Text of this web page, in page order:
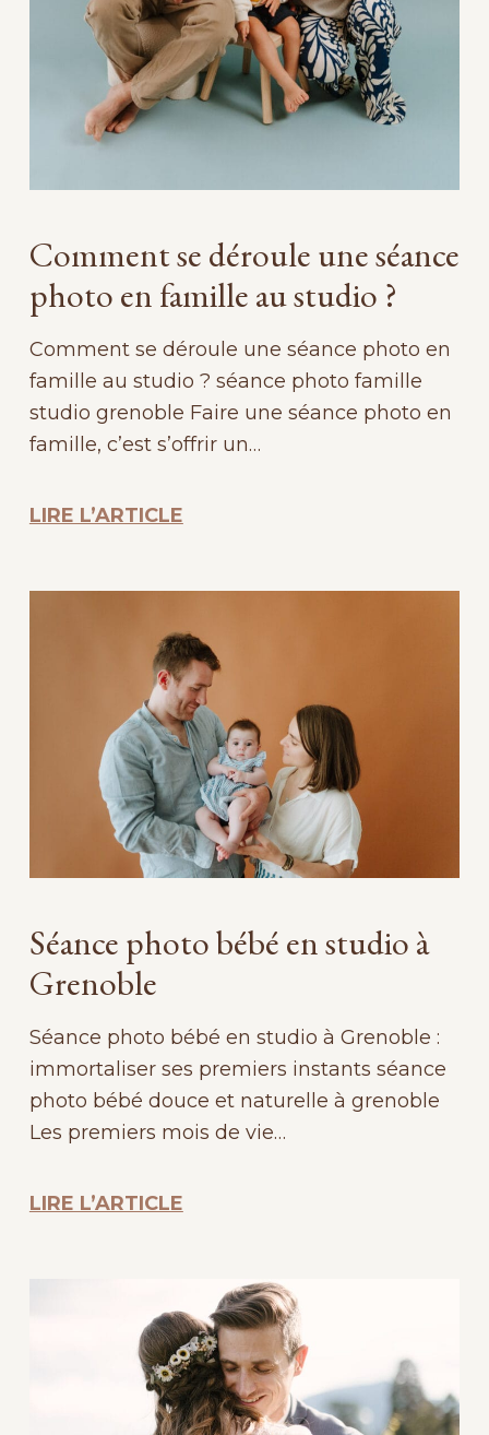
Comment se déroule une séance
photo en famille au studio ?
Comment se déroule une séance photo en
famille au studio ? séance photo famille
studio grenoble Faire une séance photo en
famille, c’est s’offrir un…
LIRE L’ARTICLE
Séance photo bébé en studio à
Grenoble
Séance photo bébé en studio à Grenoble :
immortaliser ses premiers instants séance
photo bébé douce et naturelle à grenoble
Les premiers mois de vie…
LIRE L’ARTICLE